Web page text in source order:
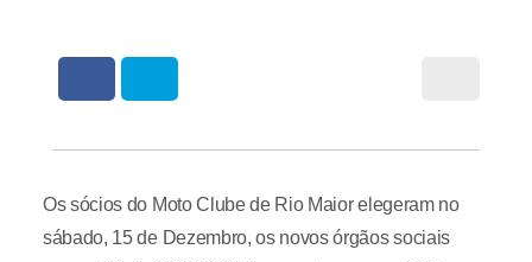
Os sócios do Moto Clube de Rio Maior elegeram no
sábado, 15 de Dezembro, os novos órgãos sociais